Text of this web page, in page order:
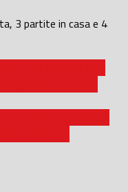
3 partite in casa e 4